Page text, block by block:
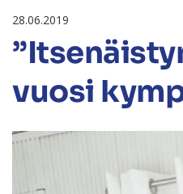
28.06.2019
vuosi